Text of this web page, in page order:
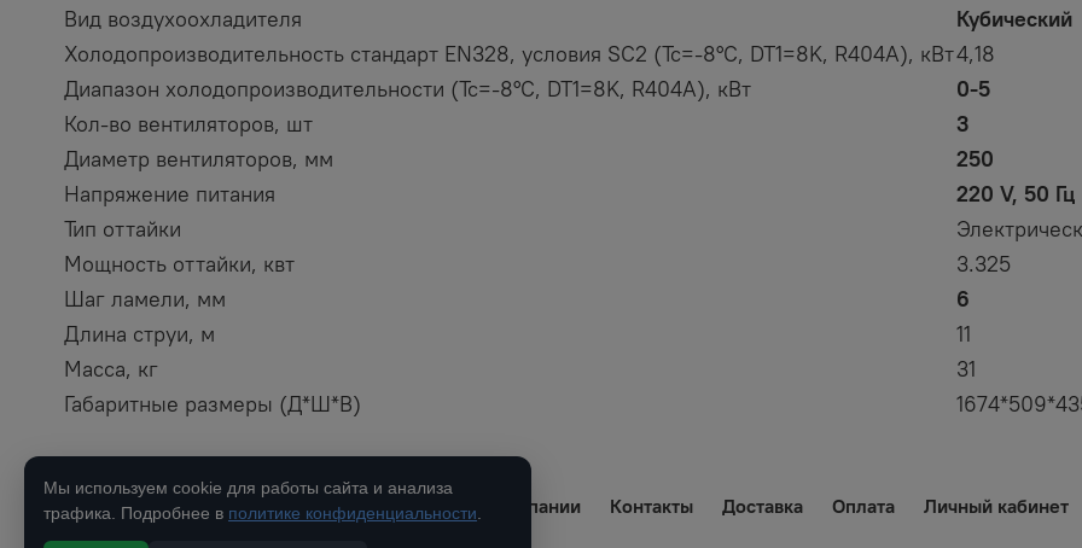
Вид воздухоохладителя
Кубический
Холодопроизводительность стандарт EN328, условия SC2 (Tc=-8°C, DT1=8K, R404A), кВт4,18
Диапазон холодопроизводительности (Tc=-8°C, DT1=8K, R404A), кВт
0-5
Кол-во вентиляторов, шт
3
Диаметр вентиляторов, мм
250
Напряжение питания
220 V, 50 Гц
Тип оттайки
Мощность оттайки, квт
3.325
Шаг ламели, мм
6
Длина струи, м
11
Масса, кг
31
Габаритные размеры (Д*Ш*В)
Каталог О компании Контакты Доставка Оплата Личный кабинет
Мы используем cookie для работы сайта и анализа
трафика. Подробнее в политике конфиденциальности